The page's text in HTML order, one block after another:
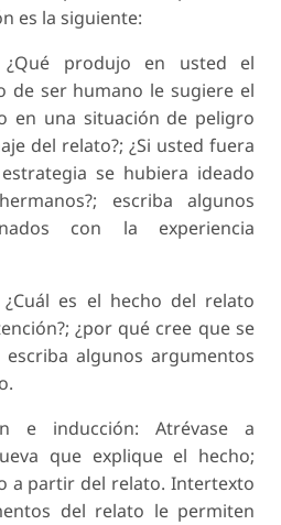
es la siguiente:
¿Qué produjo en usted el
de ser humano le sugiere el
en una situación de peligro
del relato?; ¿Si usted fuera
se hubiera ideado
escriba algunos
con la experiencia
es el hecho del relato
¿por qué cree que se
algunos argumentos
e inducción: Atrévase a
que explique el hecho;
a partir del relato. Intertexto
del relato le permiten